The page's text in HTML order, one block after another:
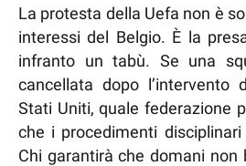
La protesta della Uefa non è
interessi del Belgio. È la
infranto un tabù. Se una
cancellata dopo l’intervento
Stati Uniti, quale federazione
che i procedimenti
Chi garantirà che domani